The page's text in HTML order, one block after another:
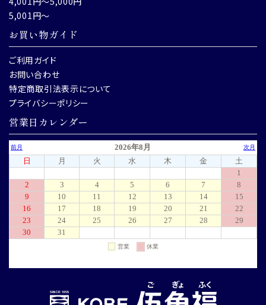
5,001円～
お買い物ガイド
ご利用ガイド
お問い合わせ
特定商取引法表示について
プライバシーポリシー
営業日カレンダー